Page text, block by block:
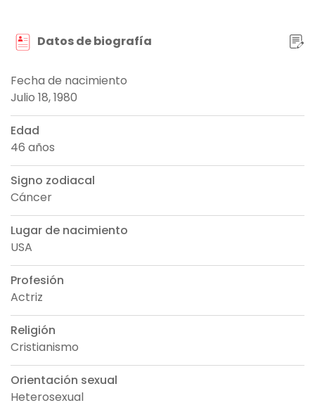
Datos de biografía
Fecha de nacimiento
Julio 18, 1980
Edad
46 años
Signo zodiacal
Cáncer
Lugar de nacimiento
USA
Profesión
Actriz
Religión
Cristianismo
Orientación sexual
Heterosexual